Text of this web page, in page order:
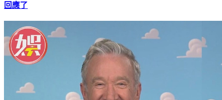
回應了